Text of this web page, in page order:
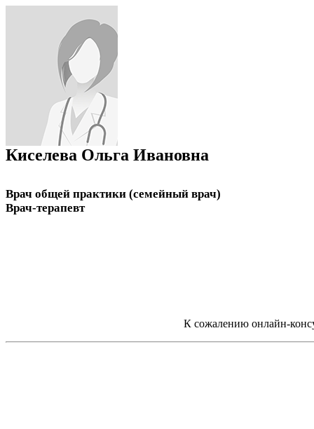
Киселева Ольга Ивановна
Врач общей практики (семейный врач)
Врач-терапевт
К сожалению онлайн-